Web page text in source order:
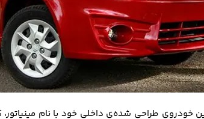
سایپا در سال ۱۳۸۷ از اولین خودروی طراحی شده‌ی داخلی